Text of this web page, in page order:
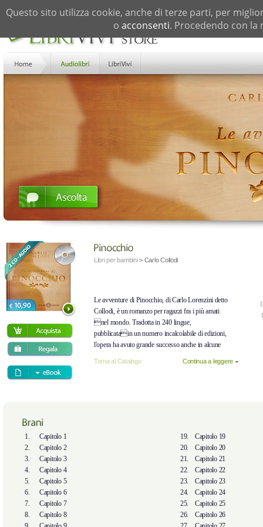
Libri per bambini > Carlo Collodi
Le avventure di Pinocchio, di Carlo Lorenzini detto
Collodi, è un romanzo per ragazzi fra i più amati
nel mondo. Tradotta in 240 lingue,
pubblicatain un numero incalcolabile di edizioni,
l'opera ha avuto grande successo anche in alcune
Le vicende di Pinocchio iniziano nella bottega del
marionetta e girare il mondo tenendo spettacoli di
Così nasce Pinocchio, cui il falegname si affeziona
come a un figlio. Il burattino però ha un animo
irrequieto e la vocazione a cacciarsi nei guai. Né i
consigli amorevoli di Geppetto né la saggezza del
Grillo Parlante riescono a indirizzarlosulla retta
Distratto dalla musica del Teatro dei Burattini,
Torna al Catalogo Continua a leggere
1.
Capitolo 1
2.
Capitolo 2
3.
Capitolo 3
4.
Capitolo 4
5.
Capitolo 5
6.
Capitolo 6
7.
Capitolo 7
8.
Capitolo 8
19.
Capitolo 19
20.
Capitolo 20
21.
Capitolo 21
22.
Capitolo 22
23.
Capitolo 23
24.
Capitolo 24
25.
Capitolo 25
26.
Capitolo 26
Questo sito utilizza cookie, anche di terze parti, per
o acconsenti. Procedendo con la